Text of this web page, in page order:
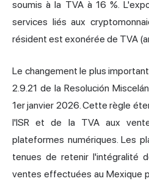
soumis à la TVA à 16 %.
services liés aux
résident est exonérée de TVA
Le changement le plus
2.9.21 de la Resolución
1er janvier 2026. Cette règle
l'ISR et de la TVA aux
plateformes numériques. Les
tenues de retenir l'intégralité
ventes effectuées au Mexique